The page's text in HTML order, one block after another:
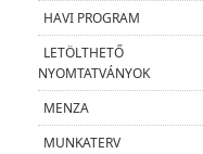
HAVI PROGRAM
LETÖLTHETŐ
NYOMTATVÁNYOK
MENZA
MUNKATERV